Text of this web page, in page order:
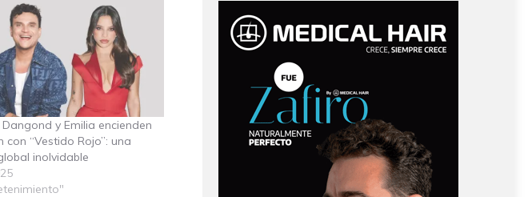
Dangond y Emilia encienden
con “Vestido Rojo”: una
inolvidable